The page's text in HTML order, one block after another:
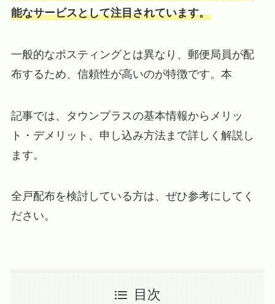
能なサービスとして注目されています。
一般的なポスティングとは異なり、郵便局員が配
布するため、信頼性が高いのが特徴です。本
記事では、タウンプラスの基本情報からメリッ
ト・デメリット、申し込み方法まで詳しく解説し
ます。
全戸配布を検討している方は、ぜひ参考にしてく
ださい。
目次